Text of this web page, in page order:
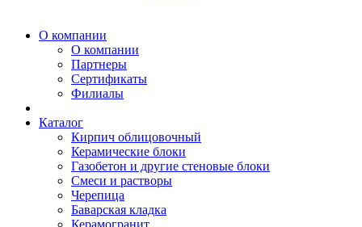
О компании
О компании
Партнеры
Сертификаты
Филиалы
Каталог
Кирпич облицовочный
Керамические блоки
Газобетон и другие стеновые блоки
Смеси и растворы
Черепица
Баварская кладка
Керамогранит